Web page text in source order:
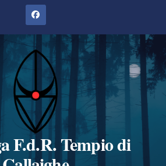
F.d.R. Tempio di